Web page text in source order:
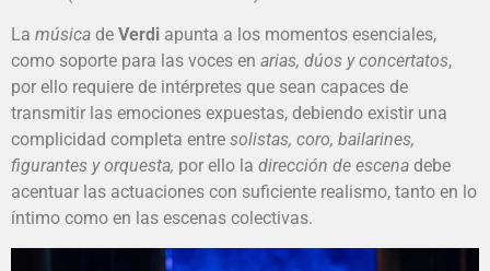
La música de Verdi apunta a los momentos esenciales,
como soporte para las voces en arias, dúos y concertatos,
por ello requiere de intérpretes que sean capaces de
transmitir las emociones expuestas, debiendo existir una
complicidad completa entre solistas, coro, bailarines,
figurantes y orquesta, por ello la dirección de escena debe
acentuar las actuaciones con suficiente realismo, tanto en lo
íntimo como en las escenas colectivas.